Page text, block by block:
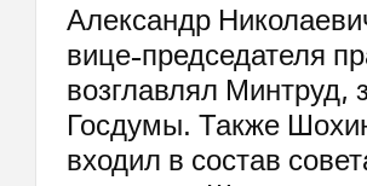
Александр
вице-председателя
возглавлял Минтруд,
Госдумы. Также
входил в состав